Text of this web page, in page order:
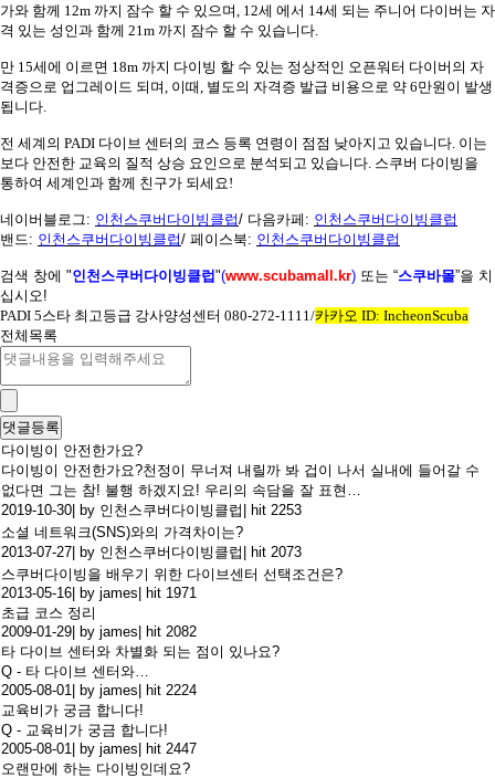
가와 함께 12m 까지 잠수 할 수 있으며 , 12세 에서 14세 되는 주니어 다이버는 자
격 있는 성인과 함께 21m 까지 잠수 할 수 있습니다
만 15세에 이르면 18m 까지 다이빙 할 수 있는 정상적인 오픈워터 다이버의 자
격증으로 업그레이드 되며 이때 별도의 자격증 발급 비용으로 약 6만원이 발생
됩니다
전 세계의 PADI 다이브 센터의 코스 등록 연령이 점점 낮아지고 있습니다 이는
보다 안전한 교육의 질적 상승 요인으로 분석되고 있습니다 스쿠버 다이빙을
통하여 세계인과 함께 친구가 되세요!
네이버블로그 : 인천스쿠버다이빙클럽/ 다음카페 : 인천스쿠버다이빙클럽
밴드 : 인천스쿠버다이빙클럽/ 페이스북: 인천스쿠버다이빙클럽
검색 창에 "인천스쿠버다이빙클럽"(www.scubamall.kr) 또는 “스쿠바몰”을 치
십시오 !
PADI 5스타 최고등급 강사양성센터 080-272-1111/카카오 ID: IncheonScuba
전체목록
다이빙이 안전한가요?
다이빙이 안전한가요?천정이 무너져 내릴까 봐 겁이 나서 실내에 들어갈 수
없다면 그는 참! 불행 하겠지요! 우리의 속담을 잘 표현…
2019-10-30| by 인천스쿠버다이빙클럽 | hit 2253
소셜 네트워크(SNS)와의 가격차이는?
2013-07-27| by 인천스쿠버다이빙클럽 | hit 2073
스쿠버다이빙을 배우기 위한 다이브센터 선택조건은?
2013-05-16| by james| hit 1971
초급 코스 정리
2009-01-29| by james| hit 2082
타 다이브 센터와 차별화 되는 점이 있나요?
Q - 타 다이브 센터와…
2005-08-01 | by james| hit 2224
교육비가 궁금 합니다!
Q - 교육비가 궁금 합니다!
2005-08-01 | by james| hit 2447
오랜만에 하는 다이빙인데요?